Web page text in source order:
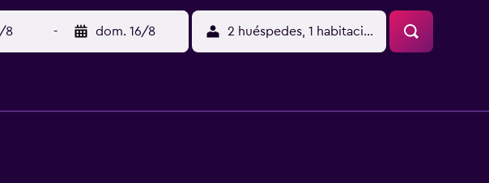
8 - dom. 16/8 2 huéspedes, 1 habitación